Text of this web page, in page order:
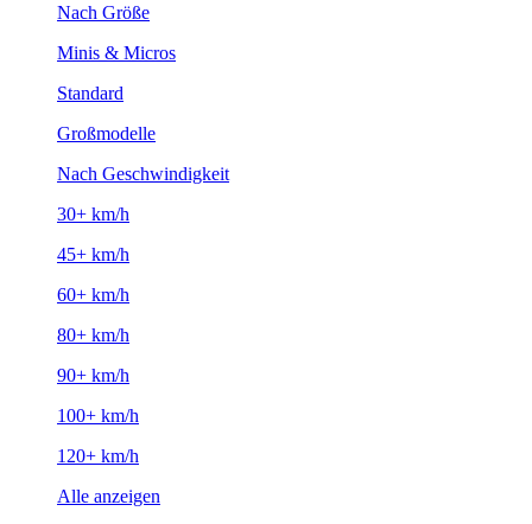
Nach Größe
Minis & Micros
Standard
Großmodelle
Nach Geschwindigkeit
30+ km/h
45+ km/h
60+ km/h
80+ km/h
90+ km/h
100+ km/h
120+ km/h
Alle anzeigen